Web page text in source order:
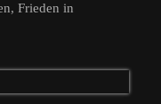
Frieden in